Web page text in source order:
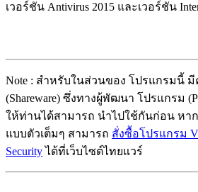
เวอร์ชัน Antivirus 2015 และเวอร์ชัน
Note : สำหรับในส่วนของ โปรแกรมนี้
(Shareware) ซึ่งทางผู้พัฒนา โปรแกรม
ให้ท่านได้สามารถ นำไปใช้กันก่อน หา
แบบตัวเต็มๆ สามารถ สั่งซื้อโปรแกรม
Security ได้ที่เว็บไซต์ไทยแวร์